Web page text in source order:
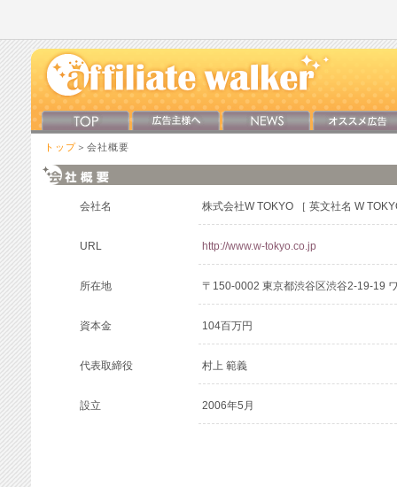
トップ ＞会社概要
会社名 株式会社W TOKYO ［ 英文社名 W
URL http://www.w-tokyo.co.jp
所在地 〒150-0002 東京都渋谷区渋谷2-19-19
資本金 104百万円
代表取締役 村上 範義
設立 2006年5月